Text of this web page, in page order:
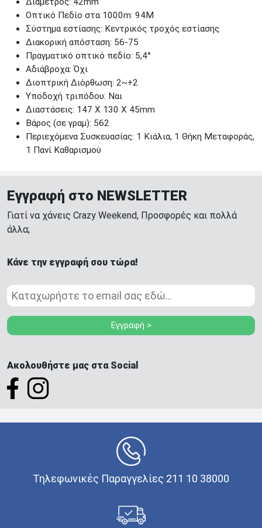
Οπτικό Πεδίο στα 1000m: 94M
Σύστημα εστίασης: Κεντρικός τροχός εστίασης
Διακορική απόσταση: 56-75
Πραγματικό οπτικό πεδίο: 5,4°
Αδιάβροχα: Όχι
Διοπτρική Διόρθωση: 2~+2
Υποδοχή τριπόδου: Ναι
Διαστάσεις: 147 X 130 X 45mm
Βάρος (σε γραμ): 562
Περιεχόμενα Συσκευασίας: 1 Κιάλια, 1 Θήκη Μεταφοράς,
1 Πανί Καθαρισμού
Εγγραφή στο NEWSLETTER
Γιατί να χάνεις Crazy Weekend, Προσφορές και πολλά
άλλα;
Κάνε την εγγραφή σου τώρα!
Εγγραφή >
Ακολουθήστε μας στα Social
Τηλεφωνικές Παραγγελίες 211 10 38000